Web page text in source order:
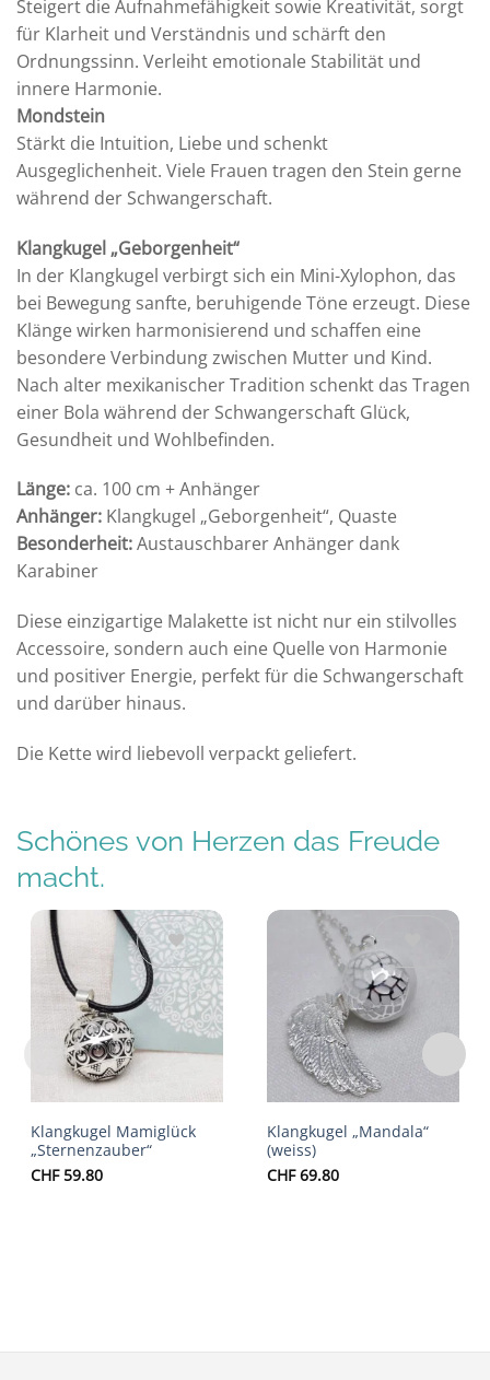
Steigert die Aufnahmefähigkeit sowie Kreativität, sorgt
für Klarheit und Verständnis und schärft den
Ordnungssinn. Verleiht emotionale Stabilität und
innere Harmonie.
Mondstein
Stärkt die Intuition, Liebe und schenkt
Ausgeglichenheit. Viele Frauen tragen den Stein gerne
während der Schwangerschaft.
Klangkugel „Geborgenheit“
In der Klangkugel verbirgt sich ein Mini-Xylophon, das
bei Bewegung sanfte, beruhigende Töne erzeugt. Diese
Klänge wirken harmonisierend und schaffen eine
besondere Verbindung zwischen Mutter und Kind.
Nach alter mexikanischer Tradition schenkt das Tragen
einer Bola während der Schwangerschaft Glück,
Gesundheit und Wohlbefinden.
Länge: ca. 100 cm + Anhänger
Anhänger: Klangkugel „Geborgenheit“, Quaste
Besonderheit:Austauschbarer Anhänger dank
Karabiner
Diese einzigartige Malakette ist nicht nur ein stilvolles
Accessoire, sondern auch eine Quelle von Harmonie
und positiver Energie, perfekt für die Schwangerschaft
und darüber hinaus.
Die Kette wird liebevoll verpackt geliefert.
Schönes von Herzen das Freude
macht.
Auf die
Wunschliste
Klangkugel Mamiglück
„Sternenzauber“
CHF59.80
Auf die
Wunschliste
Klangkugel „Mandala“
(weiss)
CHF69.80